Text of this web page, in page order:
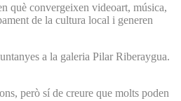
què convergeixen videoart, música,
de la cultura local i generen
a la galeria Pilar Riberaygua.
però sí de creure que molts poden